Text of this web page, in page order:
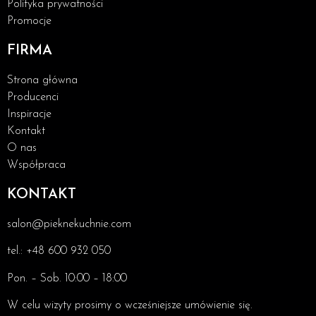
Polityka prywatności
Promocje
FIRMA
Strona główna
Producenci
Inspiracje
Kontakt
O nas
Współpraca
KONTAKT
salon@pieknekuchnie.com
tel.: +48 600 932 050
Pon. – Sob. 10:00 – 18:00
W celu wizyty prosimy o wcześniejsze umówienie się.